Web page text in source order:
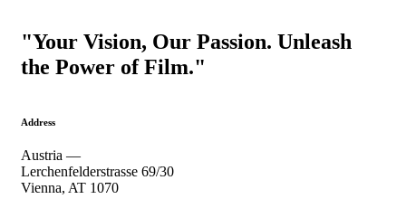
"Your Vision, Our Passion. Unleash
the Power of Film."
Address
Austria —
Lerchenfelderstrasse 69/30
Vienna, AT 1070